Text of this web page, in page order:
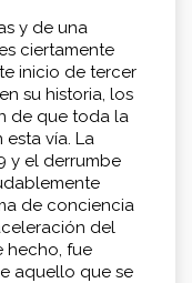
y de una
ciertamente
inicio de tercer
su historia, los
de que toda la
vía. La
y el derrumbe
de conciencia
del
hecho, fue
aquello que se